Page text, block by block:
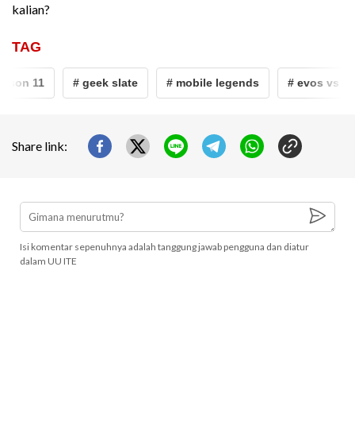
kalian?
TAG
11 # geek slate # mobile legends # evos vs
Share link:
Isi komentar sepenuhnya adalah tanggung jawab pengguna dan diatur
dalam UU ITE